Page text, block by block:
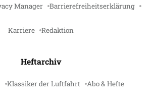
Manager Barrierefreiheitserklärung
Karriere Redaktion
Heftarchiv
Klassiker der Luftfahrt Abo & Hefte